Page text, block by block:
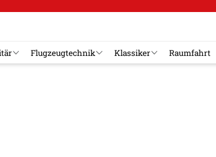
Flugzeugtechnik Klassiker Raumfahrt